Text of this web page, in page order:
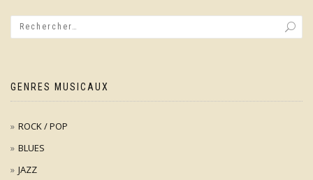
GENRES MUSICAUX
ROCK / POP
BLUES
JAZZ